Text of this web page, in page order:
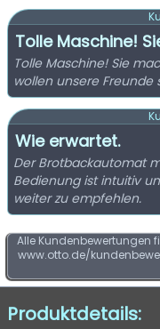
Tolle Maschine!
Tolle Maschine! Sie
wollen unsere
Wie erwartet.
Der Brotbackautomat
Bedienung ist intuitiv
weiter zu empfehlen.
Alle Kundenbewertungen
www.otto.de/
Produktdetails: